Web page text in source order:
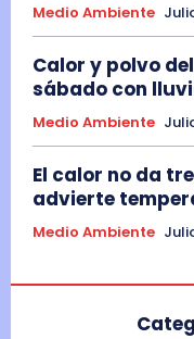
Medio Ambiente
Calor y polvo
sábado con
Medio Ambiente
El calor no da
advierte
Medio Ambiente